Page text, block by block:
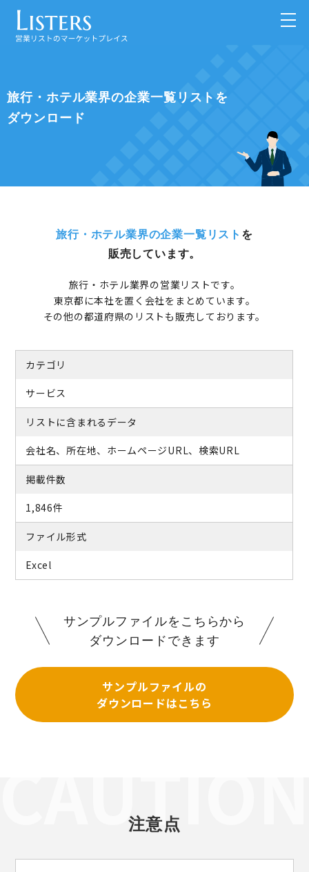
旅行・ホテル業界の企業一覧リストを
ダウンロード
旅行・ホテル業界の企業一覧リスト を
販売しています。
旅行・ホテル業界の営業リストです。
東京都に本社を置く会社をまとめています。
その他の都道府県のリストも販売しております。
カテゴリ
サービス
リストに含まれるデータ
会社名、所在地、ホームページURL、検索URL
掲載件数
1,846件
ファイル形式
Excel
サンプルファイルをこちらから
ダウンロードできます
サンプルファイルの
ダウンロードはこちら
注意点